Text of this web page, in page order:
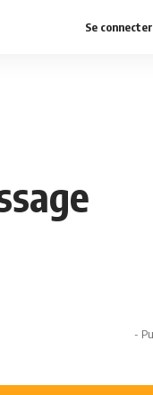
Se connecter
-